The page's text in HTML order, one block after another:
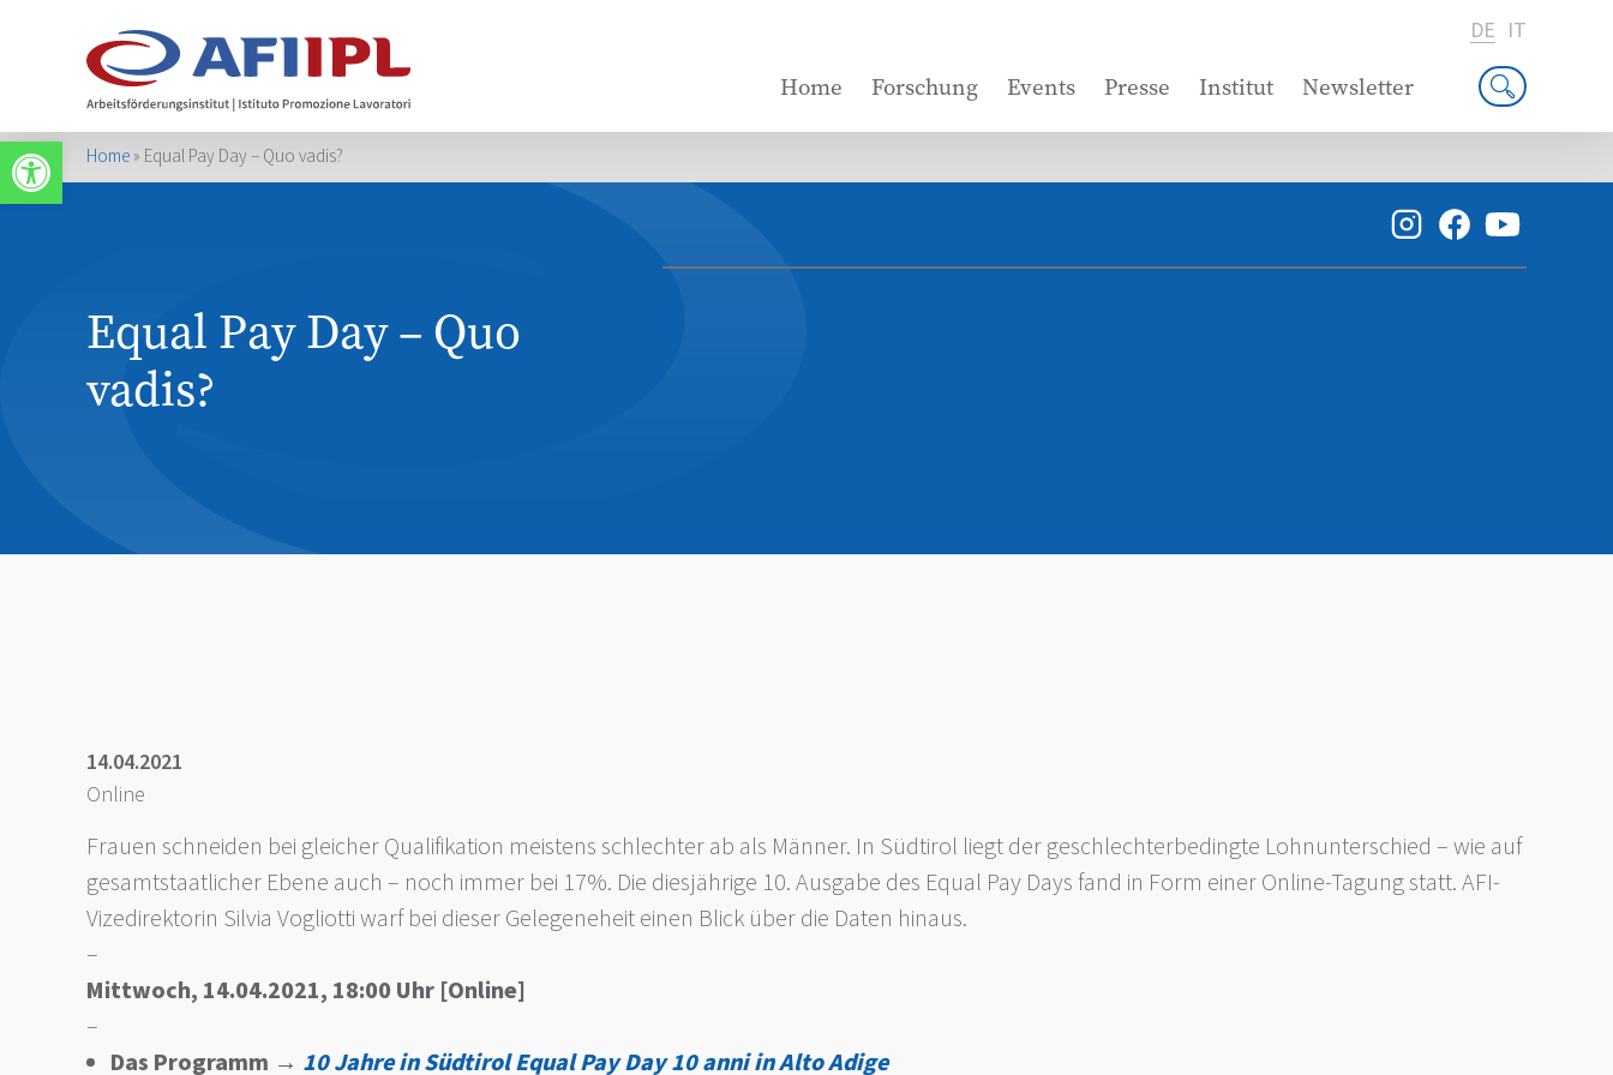
Werkzeugleiste öffnen
Home Forschung Events Presse Institut Newsletter
DE IT
Home» Equal Pay Day – Quo vadis?
Equal Pay Day – Quo
vadis?
14.04.2021
Online
Frauen schneiden bei gleicher Qualifikation meistens schlechter ab als Männer. In Südtirol liegt der geschlechterbedingte Lohnunterschied – wie auf
gesamtstaatlicher Ebene auch – noch immer bei 17%. Die diesjährige 10. Ausgabe des Equal Pay Days fand in Form einer Online-Tagung statt. AFI-
Vizedirektorin Silvia Vogliotti warf bei dieser Gelegeneheit einen Blick über die Daten hinaus.
–
Mittwoch, 14.04.2021, 18:00 Uhr [Online]
–
Das Programm → 10 Jahrein SüdtirolEqual Pay Day10 anni in Alto Adige